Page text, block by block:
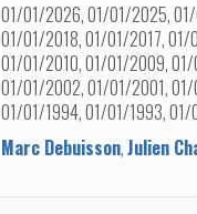
01/01/2026, 01/01/2025,
01/01/2018, 01/01/2017,
01/01/2010, 01/01/2009,
01/01/2002, 01/01/2001,
01/01/1994, 01/01/1993,
Marc Debuisson,Julien